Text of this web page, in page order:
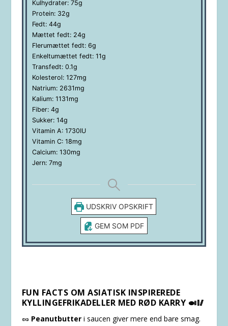
Kulhydrater: 75g
Protein: 32g
Fedt: 44g
Mættet fedt: 24g
Flerumættet fedt: 6g
Enkeltumættet fedt: 11g
Transfedt: 0.1g
Kolesterol: 127mg
Natrium: 2631mg
Kalium: 1131mg
Fiber: 4g
Sukker: 14g
Vitamin A: 1730IU
Vitamin C: 18mg
Calcium: 130mg
Jern: 7mg
UDSKRIV OPSKRIFT
GEM SOM PDF
FUN FACTS OM ASIATISK INSPIREREDE
KYLLINGEFRIKADELLER MED RØD KARRY 🍛🥢
🥜 Peanutbutteri saucen giver mere end bare smag.